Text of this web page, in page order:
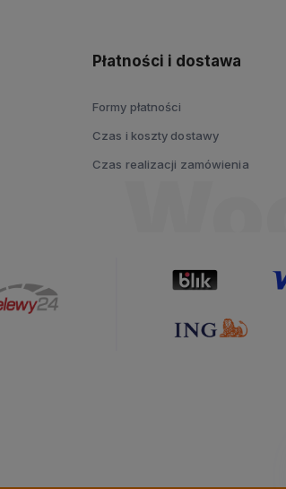
Płatności i dostawa
Formy płatności
Czas i koszty dostawy
Czas realizacji zamówienia